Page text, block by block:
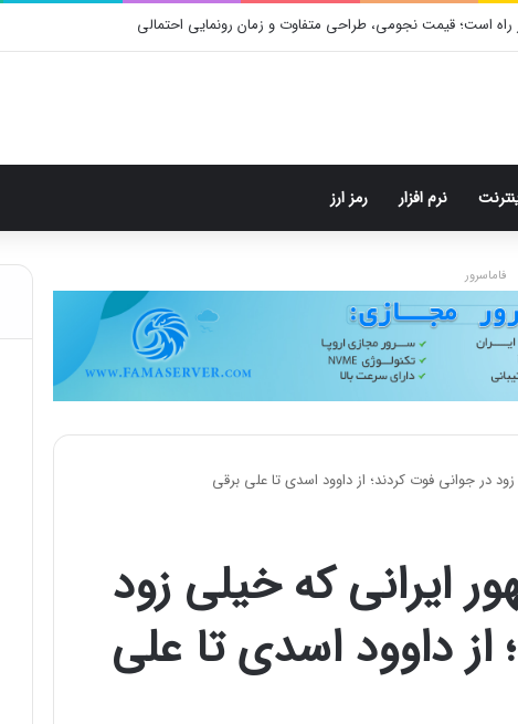
است؛ قیمت نجومی، طراحی متفاوت و زمان رونمایی احتمالی
نرم افزار رمز ارز
فاماسرور
مشهور ایرانی که خیلی زود
داوود اسدی تا علی